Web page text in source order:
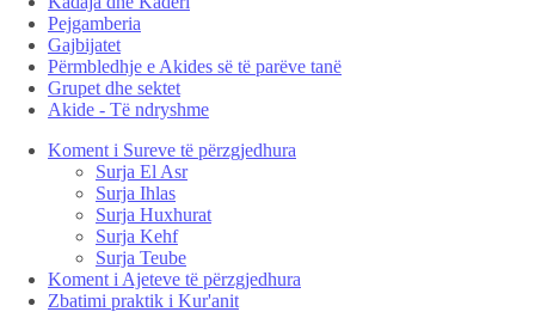
Pejgamberia
Gajbijatet
Përmbledhje e Akides së të parëve tanë
Grupet dhe sektet
Akide - Të ndryshme
Koment i Sureve të përzgjedhura
Surja El Asr
Surja Ihlas
Surja Huxhurat
Surja Kehf
Surja Teube
Koment i Ajeteve të përzgjedhura
Zbatimi praktik i Kur'anit